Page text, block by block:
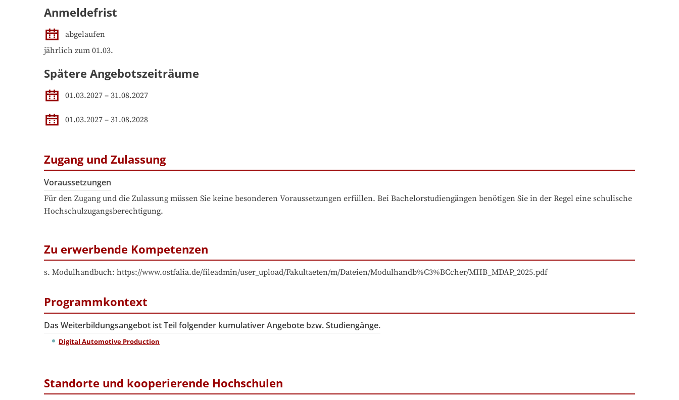
Anmeldefrist
abgelaufen
jährlich zum 01.03.
Spätere Angebotszeiträume
01.03.2027 – 31.08.2027
01.03.2027 – 31.08.2028
Zugang und Zulassung
Voraussetzungen
Für den Zugang und die Zulassung müssen Sie keine besonderen Voraussetzungen erfüllen. Bei Bachelorstudiengängen benötigen Sie in der Regel eine schulische
Hochschulzugangsberechtigung.
Zu erwerbende Kompetenzen
s. Modulhandbuch: https://www.ostfalia.de/fileadmin/user_upload/Fakultaeten/m/Dateien/Modulhandb%C3%BCcher/MHB_MDAP_2025.pdf
Programmkontext
Das Weiterbildungsangebot ist Teil folgender kumulativer Angebote bzw. Studiengänge.
Digital Automotive Production
Standorte und kooperierende Hochschulen